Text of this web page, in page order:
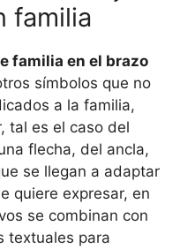
familia
familia en el brazo
símbolos que no
a la familia,
tal es el caso del
flecha, del ancla,
se llegan a adaptar
quiere expresar, en
se combinan con
textuales para